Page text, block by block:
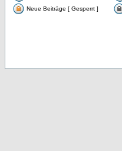
Neue Beiträge [ Gesperrt ]